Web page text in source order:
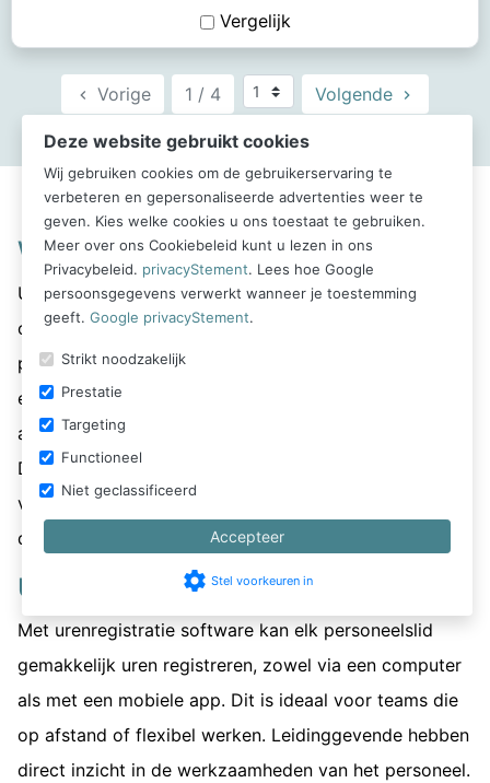
Vergelijk
keyboard_arrow_left Vorige 1 / 4 Ga naar pagina
Volgende keyboard_arrow_right
Wat is urenregistratie software?
Urenregistratie software is een digitaal hulpmiddel dat
organisaties of zzp'ers gebruiken om de tijd per
project, klant of activiteit bij te houden. Dit kan
eenvoudig via een urenregistratie app waarin je het
aantal gewerkte uren kan registreren op je mobiel.
Deze software maakt het proces eenvoudiger en
verkleint de kans op fouten vergeleken met wanneer
deze informatie handmatig moet worden bijgehouden.
Urenregistratie personeel
Met urenregistratie software kan elk personeelslid
gemakkelijk uren registreren, zowel via een computer
als met een mobiele app. Dit is ideaal voor teams die
op afstand of flexibel werken. Leidinggevende hebben
direct inzicht in de werkzaamheden van het personeel.
Deze website gebruikt cookies
Wij gebruiken cookies om de gebruikerservaring te
verbeteren en gepersonaliseerde advertenties weer te
geven. Kies welke cookies u ons toestaat te gebruiken.
Meer over ons Cookiebeleid kunt u lezen in ons
Privacybeleid. privacyStement. Lees hoe Google
persoonsgegevens verwerkt wanneer je toestemming
geeft. Google privacyStement.
Strikt noodzakelijk
Prestatie
Targeting
Functioneel
Niet geclassificeerd
Accepteer
settings Stel voorkeuren in